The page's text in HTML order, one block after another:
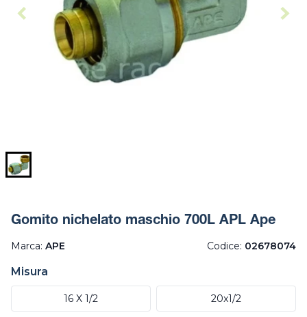
Gomito nichelato maschio 700L APL Ape
Marca: APE Codice: 02678074
Misura
16 X 1/2 20x1/2